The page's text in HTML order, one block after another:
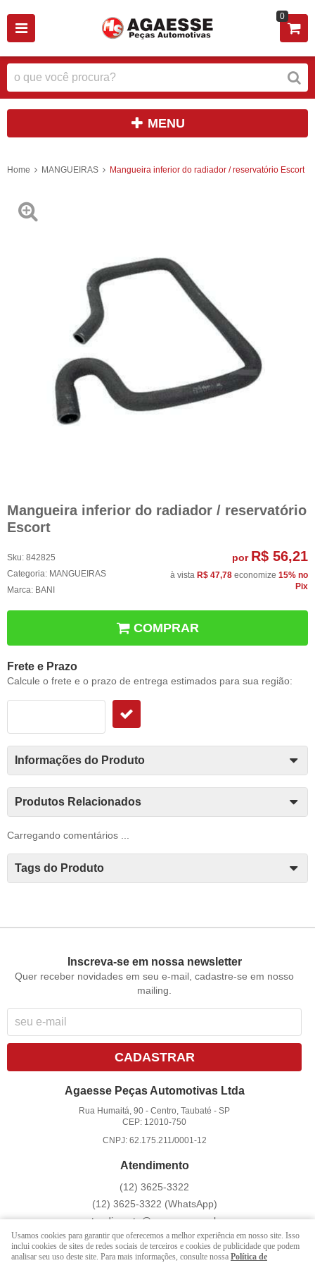
0
MENU
Home MANGUEIRAS Mangueira inferior do radiador / reservatório Escort
Mangueira inferior do radiador / reservatório
Escort
Sku: 842825
Categoria: MANGUEIRAS
Marca: BANI
por R$ 56,21
à vista R$ 47,78 economize 15% no
Pix
COMPRAR
Frete e Prazo
Calcule o frete e o prazo de entrega estimados para sua região:
Informações do Produto
Produtos Relacionados
Carregando comentários ...
Tags do Produto
Inscreva-se em nossa newsletter
Quer receber novidades em seu e-mail, cadastre-se em nosso
mailing.
CADASTRAR
Agaesse Peças Automotivas Ltda
Rua Humaitá, 90 -Centro, Taubaté -SP
CEP: 12010-750
CNPJ: 62.175.211/0001-12
Atendimento
(12) 3625-3322
(12) 3625-3322 (WhatsApp)
atendimento@agaesse.com.br
LOJA VIRTUAL CRIADA POR
Usamos cookies para garantir que oferecemos a melhor experiência em nosso site. Isso
inclui cookies de sites de redes sociais de terceiros e cookies de publicidade que podem
analisar seu uso deste site. Para mais informações, consulte nossa Política de